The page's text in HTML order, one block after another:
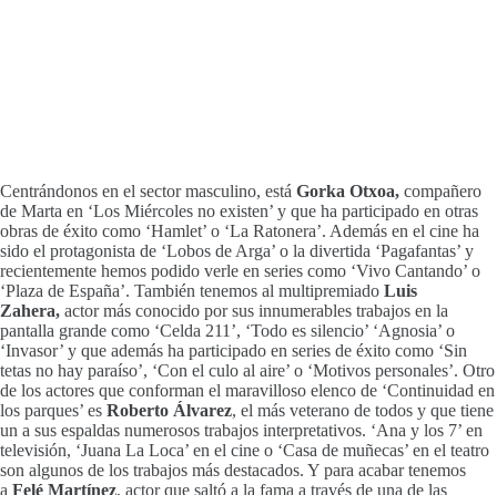
Centrándonos en el sector masculino, está Gorka Otxoa, compañero
de Marta en ‘Los Miércoles no existen’ y que ha participado en otras
obras de éxito como ‘Hamlet’ o ‘La Ratonera’. Además en el cine ha
sido el protagonista de ‘Lobos de Arga’ o la divertida ‘Pagafantas’ y
recientemente hemos podido verle en series como ‘Vivo Cantando’ o
‘Plaza de España’. También tenemos al multipremiado Luis
Zahera, actor más conocido por sus innumerables trabajos en la
pantalla grande como ‘Celda 211’, ‘Todo es silencio’ ‘Agnosia’ o
‘Invasor’ y que además ha participado en series de éxito como ‘Sin
tetas no hay paraíso’, ‘Con el culo al aire’ o ‘Motivos personales’. Otro
de los actores que conforman el maravilloso elenco de ‘Continuidad en
los parques’ es Roberto Álvarez, el más veterano de todos y que tiene
un a sus espaldas numerosos trabajos interpretativos. ‘Ana y los 7’ en
televisión, ‘Juana La Loca’ en el cine o ‘Casa de muñecas’ en el teatro
son algunos de los trabajos más destacados. Y para acabar tenemos
a Felé Martínez, actor que saltó a la fama a través de una de las